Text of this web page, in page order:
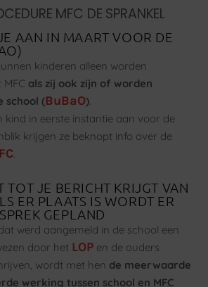
MFC DE SPRANKEL
AAN IN MAART VOOR DE
kinderen alleen worden
als zij ook zijn of worden
school (BuBaO).
kind in eerste instantie aan voor de
krijgen ze beknopt info over de
.
TOT JE BERICHT KRIJGT VAN
ER PLAATS IS WORDT ER
GEPLAND
werd aangemeld in de school een
door het LOP en de ouders
wordt met hen de meerwaarde
werking tussen school en MFC